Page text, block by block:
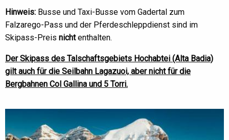
Hinweis: Busse und Taxi-Busse vom Gadertal zum
Falzarego-Pass und der Pferdeschleppdienst sind im
Skipass-Preis nichtenthalten.
Der Skipass des Talschaftsgebiets Hochabtei (Alta Badia)
gilt auch für die Seilbahn Lagazuoi, aber nicht für die
Bergbahnen Col Gallina und 5 Torri.